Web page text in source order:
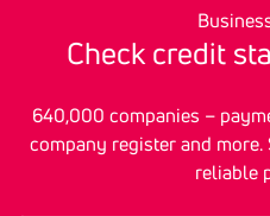
Check credit
640,000 companies –
company register and
reliable